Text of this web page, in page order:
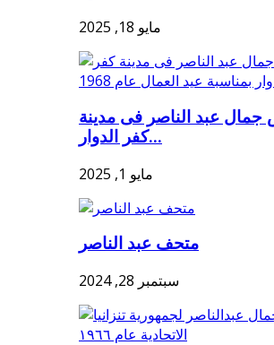
مايو 18, 2025
عبد الناصر فى مدينة
كفر الدوار...
مايو 1, 2025
متحف عبد الناصر
سبتمبر 28, 2024